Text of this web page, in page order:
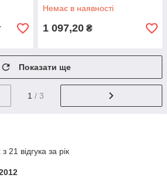
Немає в наявності
1 097,20 ₴
Показати ще
1 / 3
21 відгука за рік